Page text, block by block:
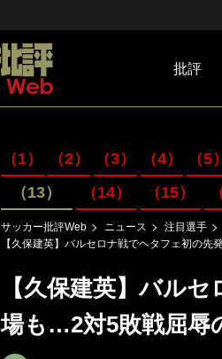
批評
（1） （2） （3） （4） （5）
（13）
（14） （15）
サッカー批評Web ニュース
注目選手
【久保建英】バルセロナ戦でヘタフェ初の
【久保建英】バル
場も…2対5敗戦屈辱